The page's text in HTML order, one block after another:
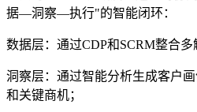
据—洞察—执行"的智能闭环：
数据层：通过CDP和SCRM整合多
洞察层：通过智能分析生成客户
和关键商机；